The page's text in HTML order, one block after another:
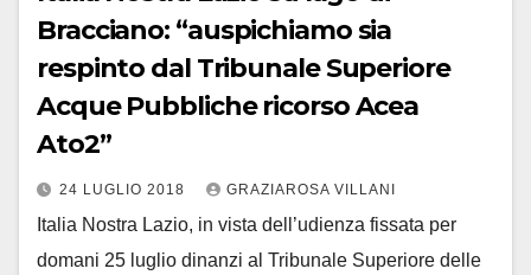
Bracciano: “auspichiamo sia
respinto dal Tribunale Superiore
Acque Pubbliche ricorso Acea
Ato2”
24 LUGLIO 2018 GRAZIAROSA VILLANI
Italia Nostra Lazio, in vista dell’udienza fissata per
domani 25 luglio dinanzi al Tribunale Superiore delle